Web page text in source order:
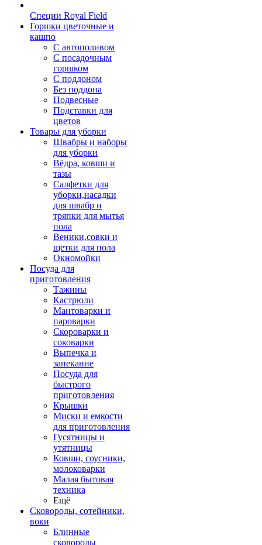
Специи Royal Field
Горшки цветочные и
кашпо
С автополивом
С посадочным
горшком
С поддоном
Без поддона
Подвесные
Подставки для
цветов
Товары для уборки
Швабры и наборы
для уборки
Вёдра, ковши и
тазы
Салфетки для
уборки,насадки
для швабр и
тряпки для мытья
пола
Веники,совки и
щетки для пола
Окномойки
Посуда для
приготовления
Тажины
Кастрюли
Мантоварки и
пароварки
Скороварки и
соковарки
Выпечка и
запекание
Посуда для
быстрого
приготовления
Крышки
Миски и емкости
для приготовления
Гусятницы и
утятницы
Ковши, соусники,
молоковарки
Малая бытовая
техника
Ещё
Сковороды, сотейники,
воки
Блинные
сковороды